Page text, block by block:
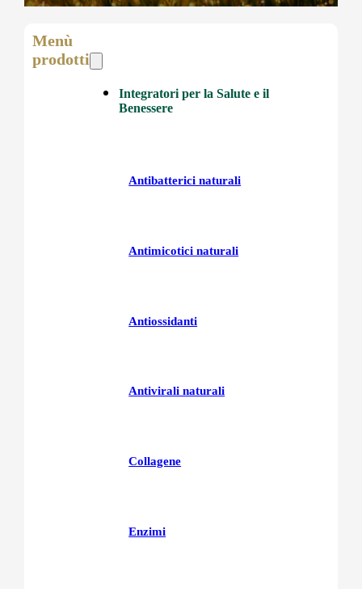
Menù
prodotti
Integratori per la Salute e il
Benessere
Antibatterici naturali
Antimicotici naturali
Antiossidanti
Antivirali naturali
Collagene
Enzimi